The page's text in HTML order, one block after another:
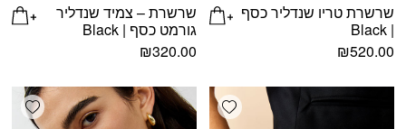
שרשרת טריו שנדליר כסף
| Black
₪520.00
שרשרת – צמיד שנדליר
גורמט כסף | Black
₪320.00
Add wishlist